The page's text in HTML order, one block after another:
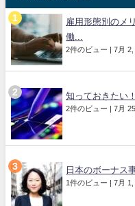
雇用形態別のメ
働...
2件のビュー | 7月
知っておきたい
2件のビュー | 7月
日本のボーナス
1件のビュー | 7月